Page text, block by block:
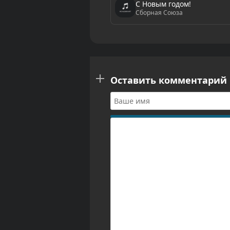
С Новым годом!
Сборная Союза
Оставить комментарий